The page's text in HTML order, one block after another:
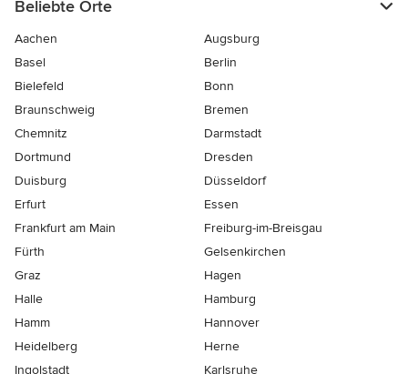
Beliebte Orte
Aachen
Augsburg
Basel
Berlin
Bielefeld
Bonn
Braunschweig
Bremen
Chemnitz
Darmstadt
Dortmund
Dresden
Duisburg
Düsseldorf
Erfurt
Essen
Frankfurt am Main
Freiburg-im-Breisgau
Fürth
Gelsenkirchen
Graz
Hagen
Halle
Hamburg
Hamm
Hannover
Heidelberg
Herne
Ingolstadt
Karlsruhe